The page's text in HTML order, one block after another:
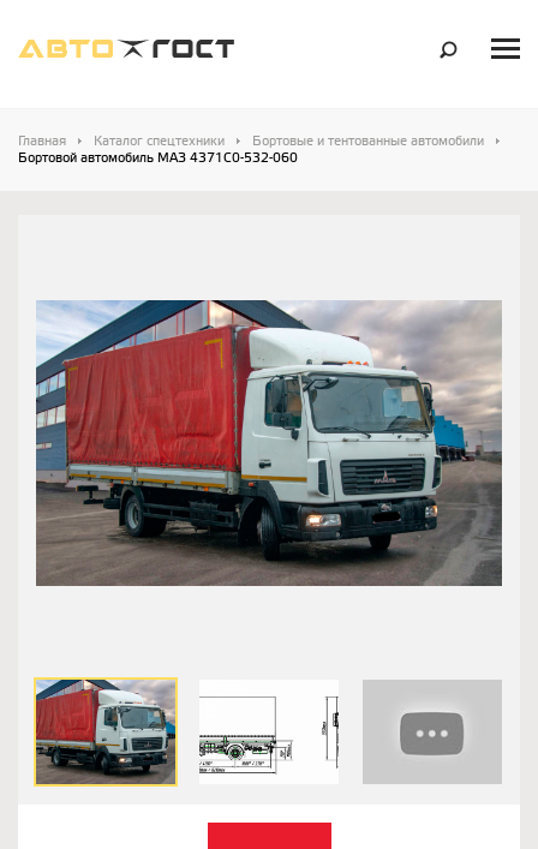
Главная Каталог спецтехники
Бортовые и тентованные автомобили
Бортовой автомобиль МАЗ 4371С0-532-060